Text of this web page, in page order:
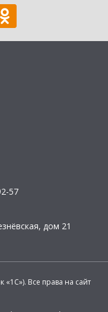
57
дом 21
Все права на сайт